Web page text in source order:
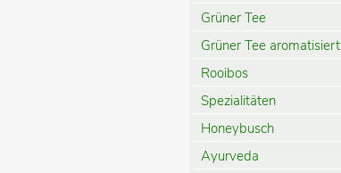
Grüner Tee
Grüner Tee aromatisiert
Rooibos
Spezialitäten
Honeybusch
Ayurveda